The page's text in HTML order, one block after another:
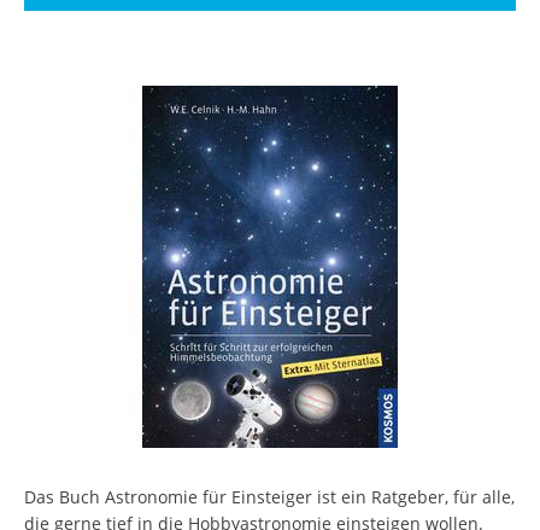
Das Buch Astronomie für Einsteiger ist ein Ratgeber, für alle,
die gerne tief in die Hobbyastronomie einsteigen wollen.